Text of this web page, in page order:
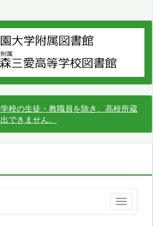
校の生徒・教職員を除き、高校所蔵
できません。